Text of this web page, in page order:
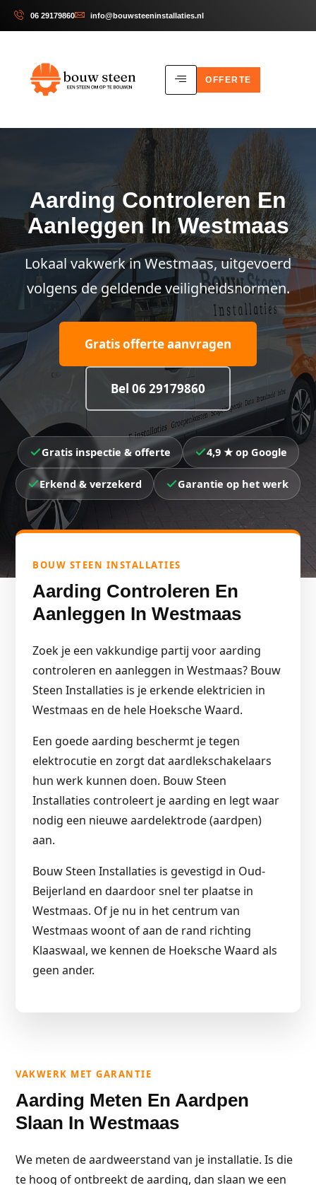
06 29179860 info@bouwsteeninstallaties.nl
OFFERTE
Aarding Controleren En
Aanleggen In Westmaas
Lokaal vakwerk in Westmaas, uitgevoerd
volgens de geldende veiligheidsnormen.
Gratis offerte aanvragen
Bel 06 29179860
Gratis inspectie & offerte 4,9 ★ op Google
Erkend & verzekerd Garantie op het werk
BOUW STEEN INSTALLATIES
Aarding Controleren En
Aanleggen In Westmaas
Zoek je een vakkundige partij voor aarding
controleren en aanleggen in Westmaas? Bouw
Steen Installaties is je erkende elektricien in
Westmaas en de hele Hoeksche Waard.
Een goede aarding beschermt je tegen
elektrocutie en zorgt dat aardlekschakelaars
hun werk kunnen doen. Bouw Steen
Installaties controleert je aarding en legt waar
nodig een nieuwe aardelektrode (aardpen)
aan.
Bouw Steen Installaties is gevestigd in Oud-
Beijerland en daardoor snel ter plaatse in
Westmaas. Of je nu in het centrum van
Westmaas woont of aan de rand richting
Klaaswaal, we kennen de Hoeksche Waard als
geen ander.
VAKWERK MET GARANTIE
Aarding Meten En Aardpen
Slaan In Westmaas
We meten de aardweerstand van je installatie. Is die
te hoog of ontbreekt de aarding, dan slaan we een